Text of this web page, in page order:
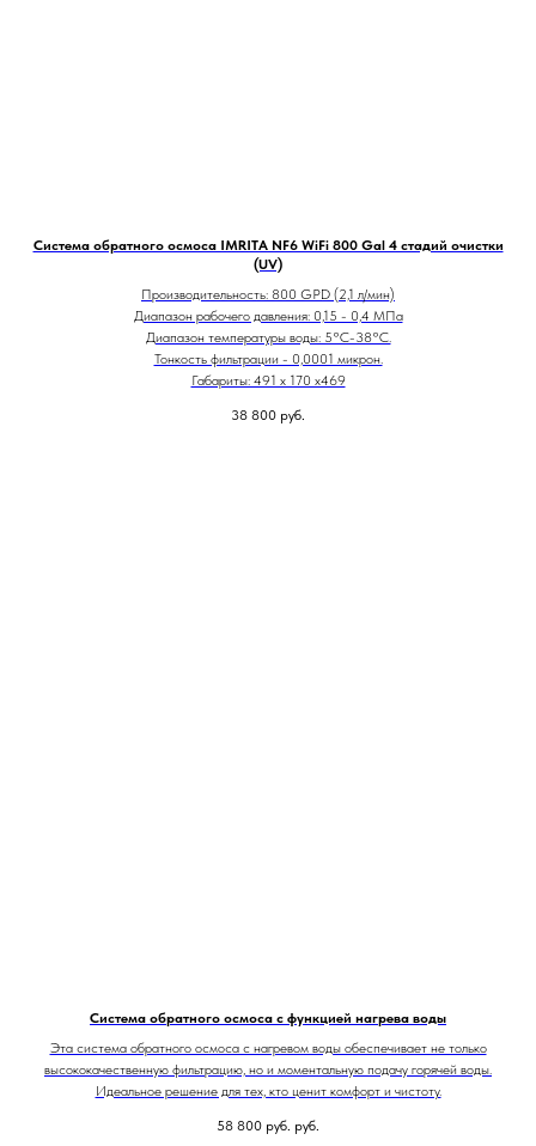
Система обратного осмоса IMRITA NF6 WiFi 800 Gal 4 стадий очистки
(UV)
Производительность: 800 GPD (2,1 л/мин)
Диапазон рабочего давления: 0,15 - 0,4 МПа
Диапазон температуры воды: 5°С-38°С.
Тонкость фильтрации - 0,0001 микрон.
Габариты: 491 х 170 х469
38 800 руб.
Система обратного осмоса с функцией нагрева воды
Эта система обратного осмоса с нагревом воды обеспечивает не только
высококачественную фильтрацию, но и моментальную подачу горячей воды.
Идеальное решение для тех, кто ценит комфорт и чистоту.
58 800 руб. руб.